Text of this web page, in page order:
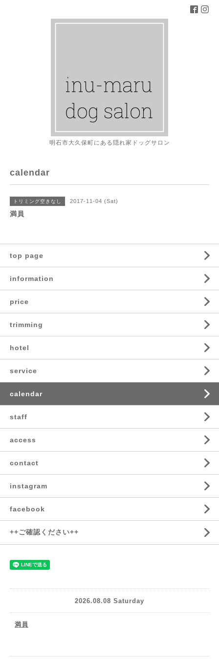
明石市大久保町にある隠れ家ドッグサロン
calendar
トリミング空きなし 2017-11-04 (Sat)
満員
top page
information
price
trimming
hotel
service
calendar
staff
access
contact
instagram
facebook
++ご確認ください++
2026.08.08 Saturday
満員